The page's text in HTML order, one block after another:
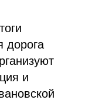
дорога
и